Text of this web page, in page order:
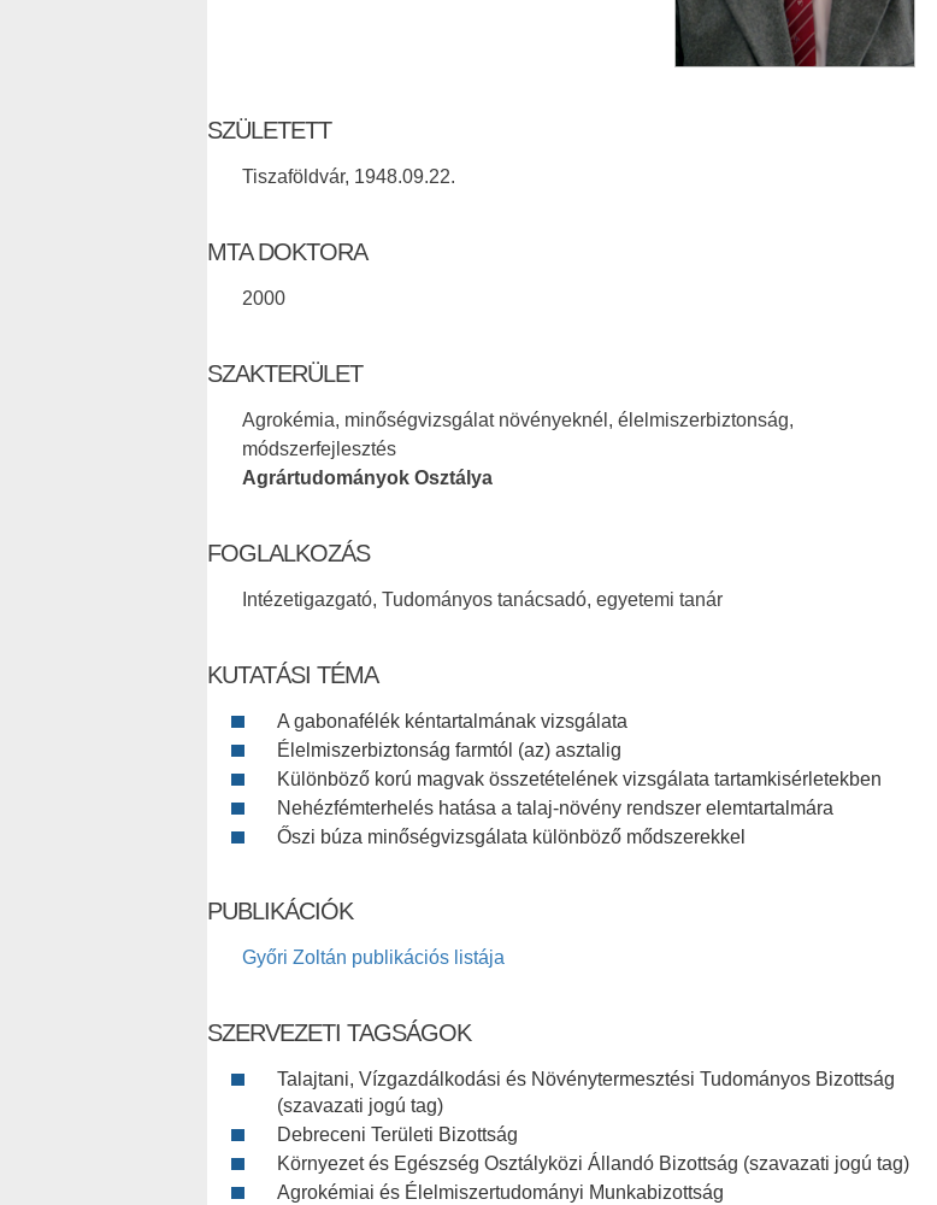
SZÜLETETT
Tiszaföldvár, 1948.09.22.
MTA DOKTORA
2000
SZAKTERÜLET
Agrokémia, minőségvizsgálat növényeknél, élelmiszerbiztonság,
módszerfejlesztés
Agrártudományok Osztálya
FOGLALKOZÁS
Intézetigazgató, Tudományos tanácsadó, egyetemi tanár
KUTATÁSI TÉMA
A gabonafélék kéntartalmának vizsgálata
Élelmiszerbiztonság farmtól (az) asztalig
Különböző korú magvak összetételének vizsgálata tartamkisérletekben
Nehézfémterhelés hatása a talaj-növény rendszer elemtartalmára
Őszi búza minőségvizsgálata különböző mődszerekkel
PUBLIKÁCIÓK
Győri Zoltán publikációs listája
SZERVEZETI TAGSÁGOK
Talajtani, Vízgazdálkodási és Növénytermesztési Tudományos Bizottság
(szavazati jogú tag)
Debreceni Területi Bizottság
Környezet és Egészség Osztályközi Állandó Bizottság (szavazati jogú tag)
Agrokémiai és Élelmiszertudományi Munkabizottság